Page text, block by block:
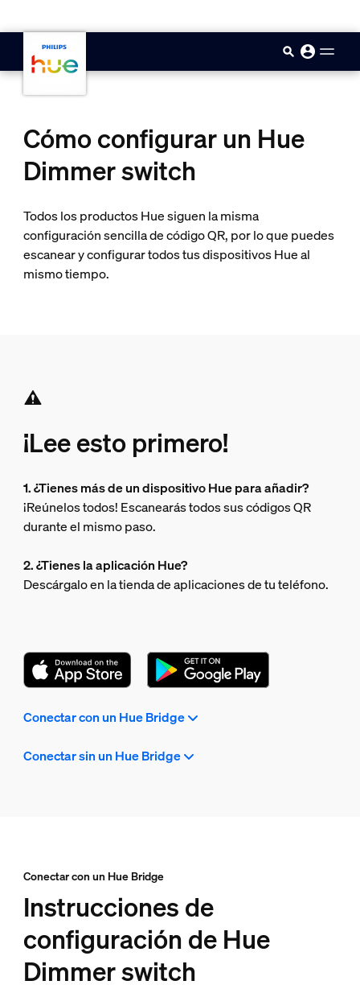
Cómo configurar un Hue
Dimmer switch
Todos los productos Hue siguen la misma
configuración sencilla de código QR, por lo que puedes
escanear y configurar todos tus dispositivos Hue al
mismo tiempo.
¡Lee esto primero!
1. ¿Tienes más de un dispositivo Hue para añadir?
¡Reúnelos todos! Escanearás todos sus códigos QR
durante el mismo paso.
2. ¿Tienes la aplicación Hue?
Descárgalo en la tienda de aplicaciones de tu teléfono.
Conectar con un Hue Bridge
Conectar sin un Hue Bridge
Conectar con un Hue Bridge
Instrucciones de
configuración de Hue
Dimmer switch